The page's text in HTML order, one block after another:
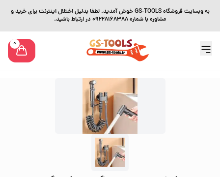
به وبسایت فروشگاه GS-TOOLS خوش آمدید. لطفا بدلیل اختلال اینترنت برای خرید و
مشاوره با شماره 09228168388 در ارتباط باشید.
0